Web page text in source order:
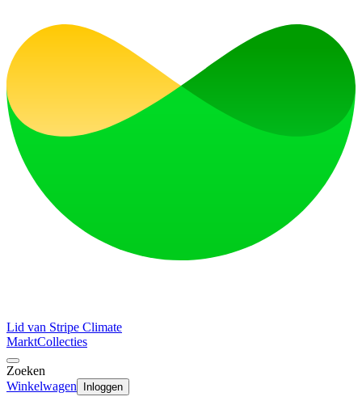
Lid van Stripe Climate
MarktCollecties
Zoeken
Winkelwagen
Inloggen